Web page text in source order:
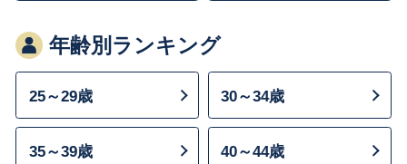
年齢別ランキング
25～29歳 30～34歳
35～39歳 40～44歳